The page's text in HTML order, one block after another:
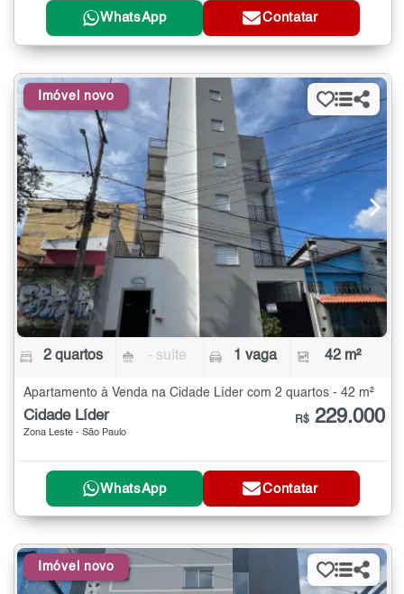
WhatsApp Contatar
Imóvel novo
2 quartos - suíte 1 vaga 42 m²
Apartamento à Venda na Cidade Líder com 2 quartos - 42 m²
Cidade Líder
Zona Leste - São Paulo
R$ 229.000
WhatsApp Contatar
Imóvel novo